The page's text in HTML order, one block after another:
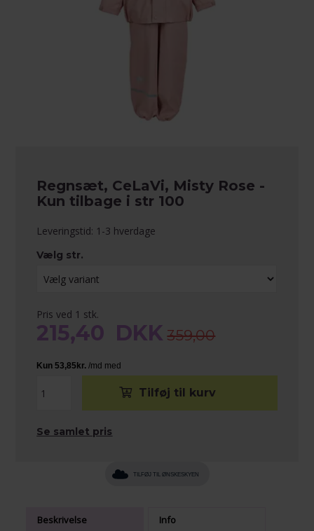
Regnsæt, CeLaVi, Misty Rose -
Kun tilbage i str 100
Leveringstid: 1-3 hverdage
Vælg str.
Pris ved 1 stk.
215,40 DKK 359,00
Se samlet pris
TILFØJ TIL ØNSKESKYEN
Beskrivelse Info